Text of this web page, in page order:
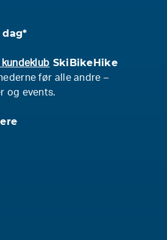
SkiBikeHike
før alle andre –
og events.